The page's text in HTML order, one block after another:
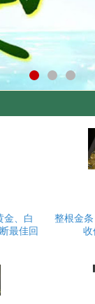
金、白
最佳回
整根金
收